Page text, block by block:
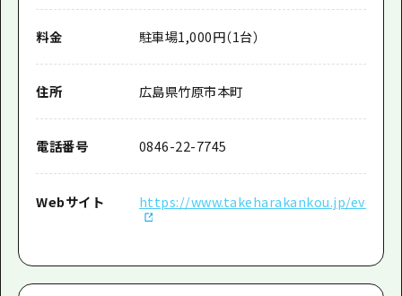
料金 駐車場1,000円（1台）
住所 広島県竹原市本町
電話番号 0846-22-7745
Webサイト https://www.takeharakankou.jp/event/